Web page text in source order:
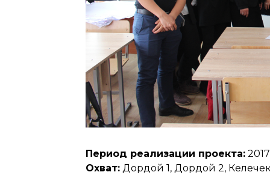
Период реализации проекта:
Охват: Дордой 1, Дордой 2,